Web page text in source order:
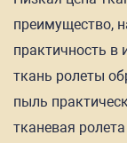
преимущество,
практичность в
ткань ролеты
пыль
тканевая